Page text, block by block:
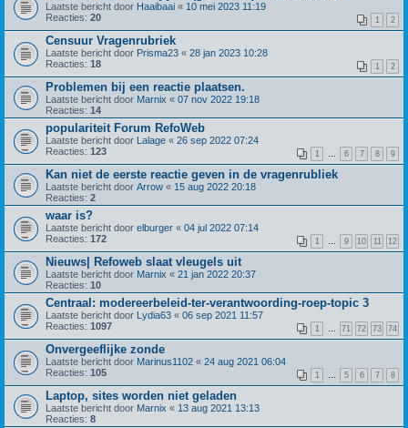
Laatste bericht door Haaibaai « 10 mei 2023 11:19
Reacties: 20 1 2
Censuur Vragenrubriek
Laatste bericht door Prisma23 « 28 jan 2023 10:28
Reacties: 18 1 2
Problemen bij een reactie plaatsen.
Laatste bericht door Marnix « 07 nov 2022 19:18
Reacties: 14
populariteit Forum RefoWeb
Laatste bericht door Lalage « 26 sep 2022 07:24
Reacties: 123 1 6 7 8 9
Kan niet de eerste reactie geven in de vragenrubliek
Laatste bericht door Arrow « 15 aug 2022 20:18
Reacties: 2
waar is?
Laatste bericht door elburger « 04 jul 2022 07:14
Reacties: 172 1 9 10 11 12
Nieuws| Refoweb slaat vleugels uit
Laatste bericht door Marnix « 21 jan 2022 20:37
Reacties: 10
Centraal: modereerbeleid-ter-verantwoording-roep-topic 3
Laatste bericht door Lydia63 « 06 sep 2021 11:57
Reacties: 1097 1 71 72 73 74
Onvergeeflijke zonde
Laatste bericht door Marinus1102 « 24 aug 2021 06:04
Reacties: 105 1 5 6 7 8
Laptop, sites worden niet geladen
Laatste bericht door Marnix « 13 aug 2021 13:13
Reacties: 8